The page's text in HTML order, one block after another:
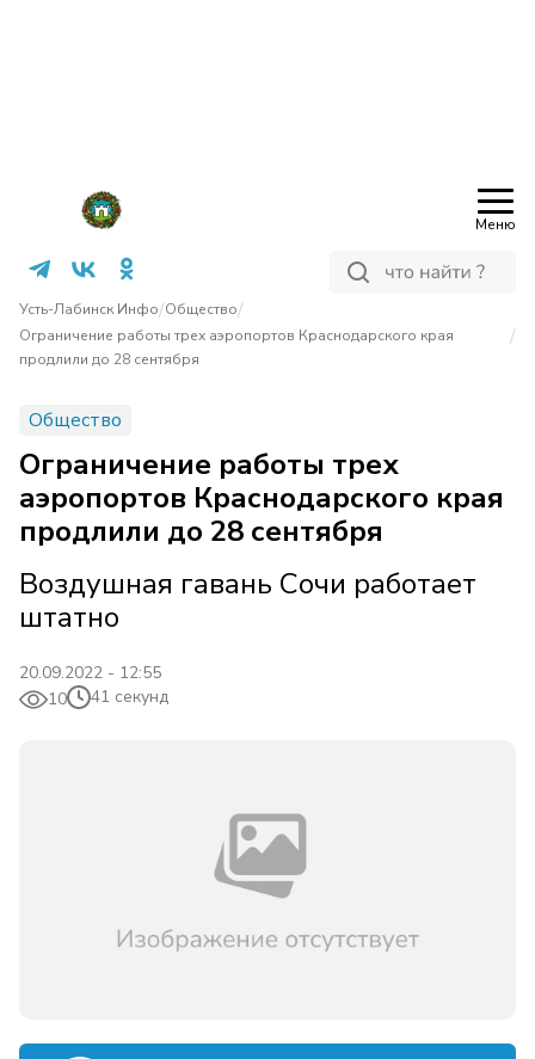
Меню
Усть-Лабинск Инфо/Общество/
Ограничение работы трех аэропортов Краснодарского края
продлили до 28 сентября
/
Общество
Ограничение работы трех
аэропортов Краснодарского края
продлили до 28 сентября
Воздушная гавань Сочи работает
штатно
20.09.2022 - 12:55
10
41 секунд